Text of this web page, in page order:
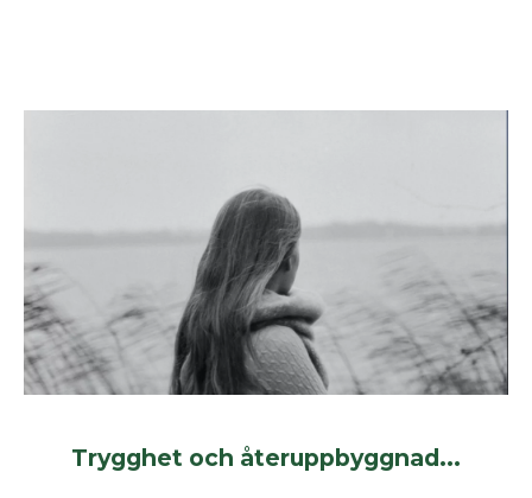
Trygghet och återuppbyggnad...